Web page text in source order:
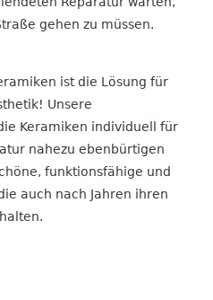
gehen zu müssen.
ist die Lösung für
Unsere
Keramiken individuell für
nahezu ebenbürtigen
funktionsfähige und
auch nach Jahren ihren